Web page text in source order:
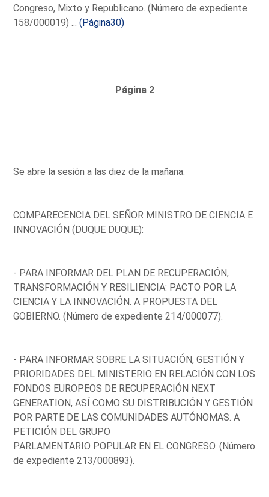
Congreso, Mixto y Republicano. (Número de expediente
158/000019) ...(Página30)
Página 2
Se abre la sesión a las diez de la mañana.
COMPARECENCIA DEL SEÑOR MINISTRO DE CIENCIA E
INNOVACIÓN (DUQUE DUQUE):
- PARA INFORMAR DEL PLAN DE RECUPERACIÓN,
TRANSFORMACIÓN Y RESILIENCIA: PACTO POR LA
CIENCIA Y LA INNOVACIÓN. A PROPUESTA DEL
GOBIERNO. (Número de expediente 214/000077).
- PARA INFORMAR SOBRE LA SITUACIÓN, GESTIÓN Y
PRIORIDADES DEL MINISTERIO EN RELACIÓN CON LOS
FONDOS EUROPEOS DE RECUPERACIÓN NEXT
GENERATION, ASÍ COMO SU DISTRIBUCIÓN Y GESTIÓN
POR PARTE DE LAS COMUNIDADES AUTÓNOMAS. A
PETICIÓN DEL GRUPO
PARLAMENTARIO POPULAR EN EL CONGRESO. (Número
de expediente 213/000893).